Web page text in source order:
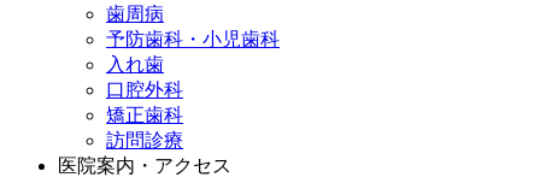
歯周病
予防歯科・小児歯科
入れ歯
口腔外科
矯正歯科
訪問診療
医院案内・アクセス